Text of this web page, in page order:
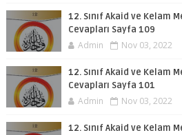
12. Sınıf Akaid ve Kelam
Cevapları Sayfa 109
Admin Nov 03, 2022
12. Sınıf Akaid ve Kelam
Cevapları Sayfa 101
Admin Nov 03, 2022
12. Sınıf Akaid ve Kelam